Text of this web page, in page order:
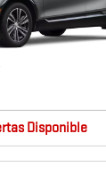
Disponible